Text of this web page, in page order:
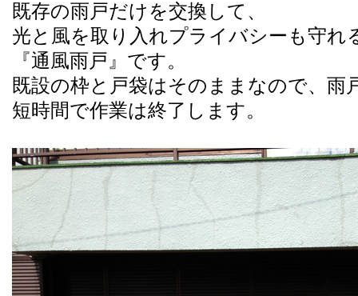
既存の雨戸だけを交換して、
光と風を取り入れプライバシーも守れ
『通風雨戸』です。
既設の枠と戸袋はそのままなので、 雨
短時間で作業は終了します。